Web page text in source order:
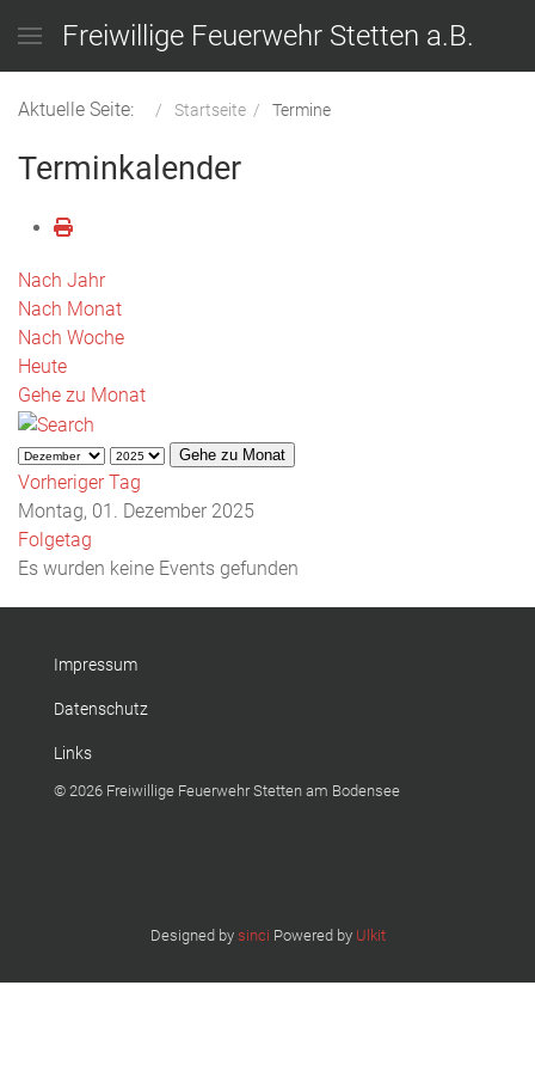
Freiwillige Feuerwehr Stetten a.B.
Aktuelle Seite: Startseite Termine
Terminkalender
Nach Jahr
Nach Monat
Nach Woche
Heute
Gehe zu Monat
Gehe zu Monat
Vorheriger Tag
Montag, 01. Dezember 2025
Folgetag
Es wurden keine Events gefunden
Impressum
Datenschutz
Links
© 2026 Freiwillige Feuerwehr Stetten am Bodensee
Designed by sinci Powered by Ulkit